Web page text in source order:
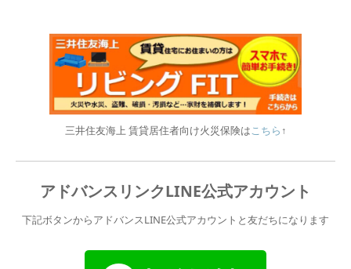
三井住友海上 賃貸居住者向け火災保険はこちら ↑
アドバンスリンクLINE公式アカウント
下記ボタンからアドバンスLINE公式アカウントと友だちになります